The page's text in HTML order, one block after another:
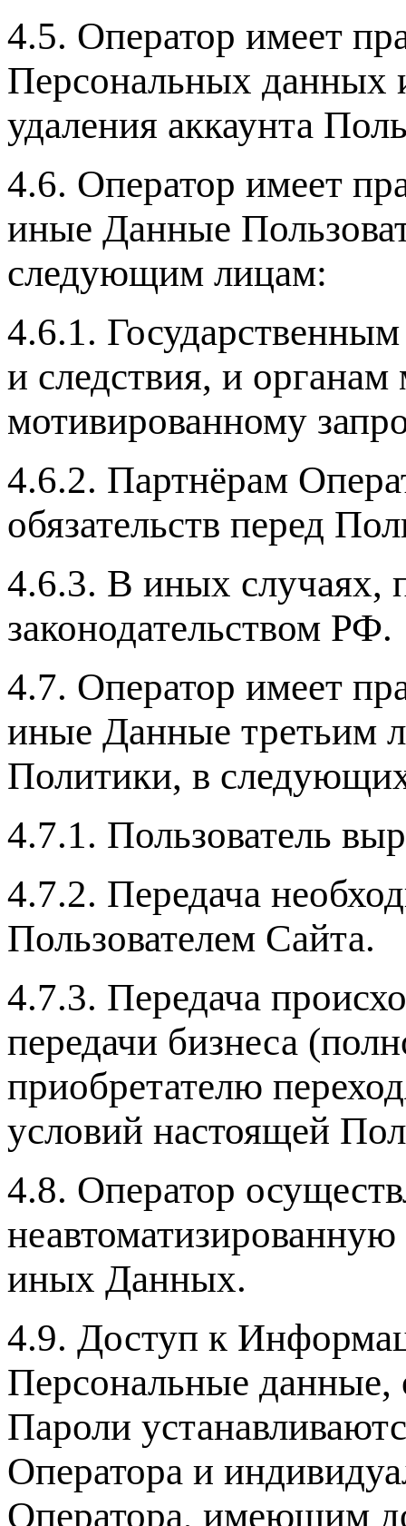
4.5. Оператор имеет
Персональных данных
удаления аккаунта
4.6. Оператор имеет
иные Данные
следующим лицам:
4.6.1.
и следствия, и
мотивированному
4.6.2. Партнёрам
обязательств перед
4.6.3. В иных случаях,
законодательством РФ.
4.7. Оператор имеет
иные Данные третьим
Политики, в
4.7.1. Пользователь
4.7.2. Передача
Пользователем Сайта.
4.7.3. Передача
передачи бизнеса
приобретателю
условий настоящей
4.8. Оператор
иных Данных.
4.9. Доступ к
Персональные данные,
Пароли
Оператора и
Оператора, имеющим